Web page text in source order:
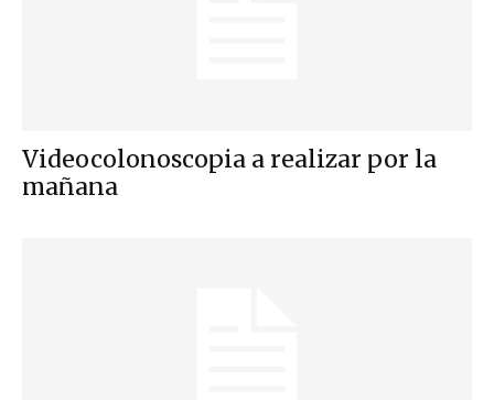
Videocolonoscopia a realizar por la
mañana